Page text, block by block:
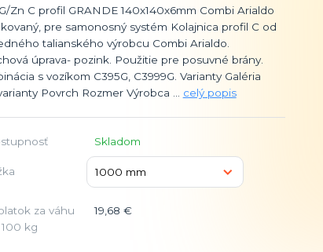
Zn C profil GRANDE 140x140x6mm Combi Arialdo
pre samonosný systém Kolajnica profil C od
talianského výrobcu Combi Arialdo.
úprava- pozink. Použitie pre posuvné brány.
s vozíkom C395G, C3999G. Varianty Galéria
Povrch Rozmer Výrobca ... celý popis
Skladom
za váhu
kg
19,68 €